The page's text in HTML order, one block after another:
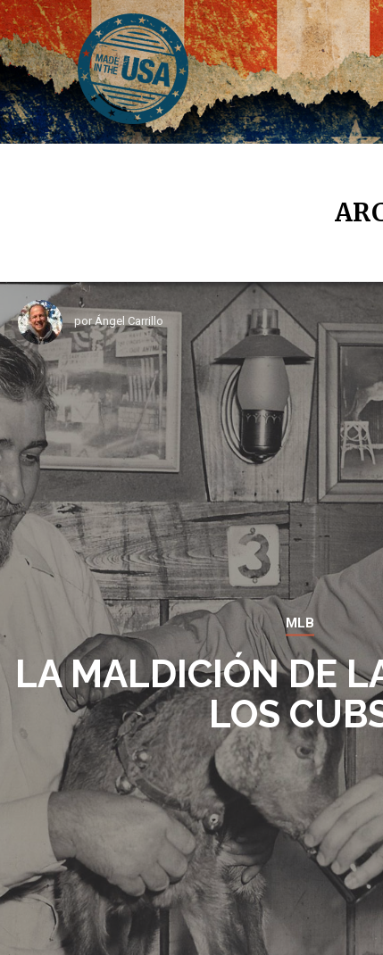
porÁngel Carrillo
MLB
LA MALDICIÓN DE
LOS